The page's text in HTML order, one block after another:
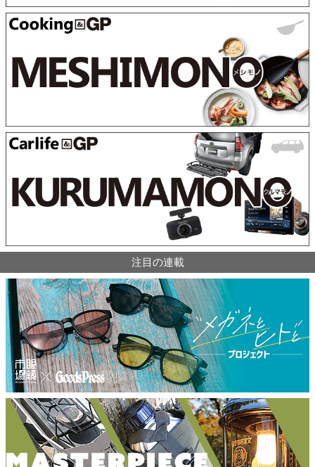
注目の連載